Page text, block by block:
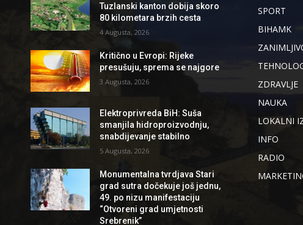
Tuzlanski kanton dobija skoro
80 kilometara brzih cesta
4 Augusta, 2026
Kritično u Evropi: Rijeke
presušuju, sprema se najgore
3 Augusta, 2026
Elektroprivreda BiH: Suša
smanjila hidroproizvodnju,
snabdijevanje stabilno
5 Augusta, 2026
Monumentalna tvrdjava Stari
grad sutra dočekuje još jednu,
49. po nizu manifestaciju
“Otvoreni grad umjetnosti
Srebrenik”
SPORT
BIHAMK
ZDRAVLJE
NAUKA
LOKALNI
INFO
RADIO